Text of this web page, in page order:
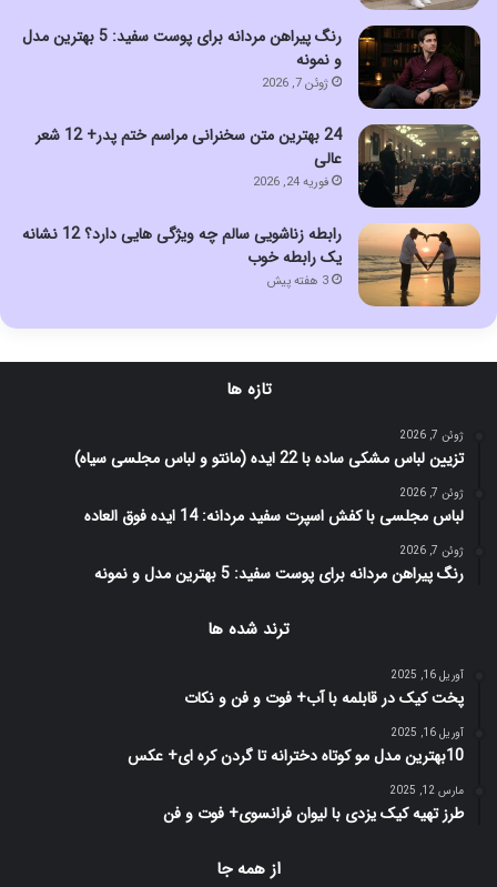
رنگ پیراهن مردانه برای پوست سفید: 5 بهترین مدل
و نمونه
ژوئن 7, 2026
24 بهترین متن سخنرانی مراسم ختم پدر+ 12 شعر
عالی
فوریه 24, 2026
رابطه زناشویی سالم چه ویژگی هایی دارد؟ 12 نشانه
یک رابطه خوب
3 هفته پیش
تازه ها
ژوئن 7, 2026
تزیین لباس مشکی ساده با 22 ایده (مانتو و لباس مجلسی سیاه)
ژوئن 7, 2026
لباس مجلسی با کفش اسپرت سفید مردانه: 14 ایده فوق العاده
ژوئن 7, 2026
رنگ پیراهن مردانه برای پوست سفید: 5 بهترین مدل و نمونه
ترند شده ها
آوریل 16, 2025
پخت کیک در قابلمه با آب+ فوت و فن و نکات
آوریل 16, 2025
10بهترین مدل مو کوتاه دخترانه تا گردن کره ای+ عکس
مارس 12, 2025
طرز تهیه کیک یزدی با لیوان فرانسوی+ فوت و فن
از همه جا